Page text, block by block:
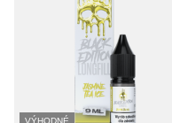
VÝHODNÉ